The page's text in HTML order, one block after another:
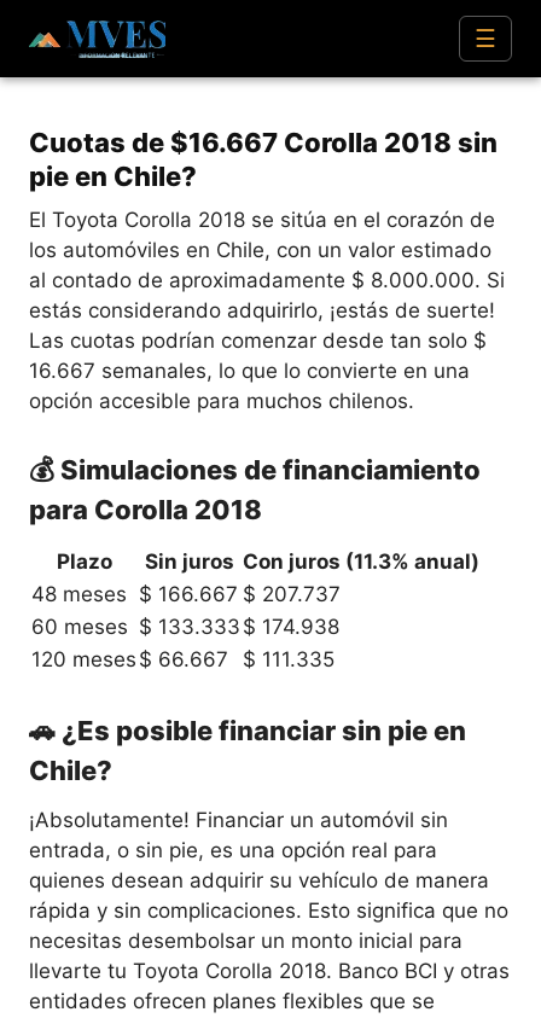
☰
Cuotas de $16.667 Corolla 2018 sin
pie en Chile?
El Toyota Corolla 2018 se sitúa en el corazón de
los automóviles en Chile, con un valor estimado
al contado de aproximadamente $ 8.000.000. Si
estás considerando adquirirlo, ¡estás de suerte!
Las cuotas podrían comenzar desde tan solo $
16.667 semanales, lo que lo convierte en una
opción accesible para muchos chilenos.
💰 Simulaciones de financiamiento
para Corolla 2018
Plazo Sin juros Con juros (11.3% anual)
48 meses $ 166.667 $ 207.737
60 meses $ 133.333 $ 174.938
120 meses $ 66.667 $ 111.335
🚗 ¿Es posible financiar sin pie en
Chile?
¡Absolutamente! Financiar un automóvil sin
entrada, o sin pie, es una opción real para
quienes desean adquirir su vehículo de manera
rápida y sin complicaciones. Esto significa que no
necesitas desembolsar un monto inicial para
llevarte tu Toyota Corolla 2018. Banco BCI y otras
entidades ofrecen planes flexibles que se